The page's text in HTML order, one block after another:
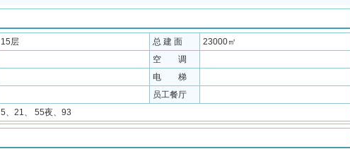
15层 总 建 面
23000㎡
空 调
电 梯
员工餐厅
5、21、 55夜、93